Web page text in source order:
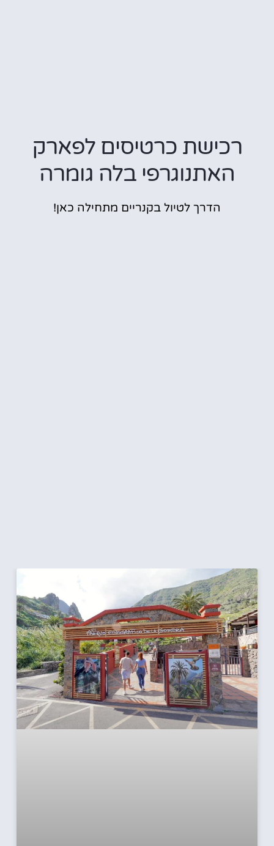
רכישת כרטיסים לפארק
האתנוגרפי בלה גומרה
הדרך לטיול בקנריים מתחילה כאן!